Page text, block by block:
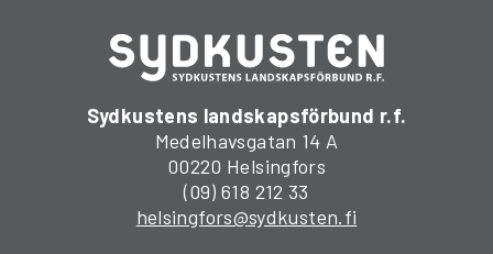
Sydkustens landskapsförbund r.f.
Medelhavsgatan 14 A
00220 Helsingfors
(09) 618 212 33
helsingfors@sydkusten.fi